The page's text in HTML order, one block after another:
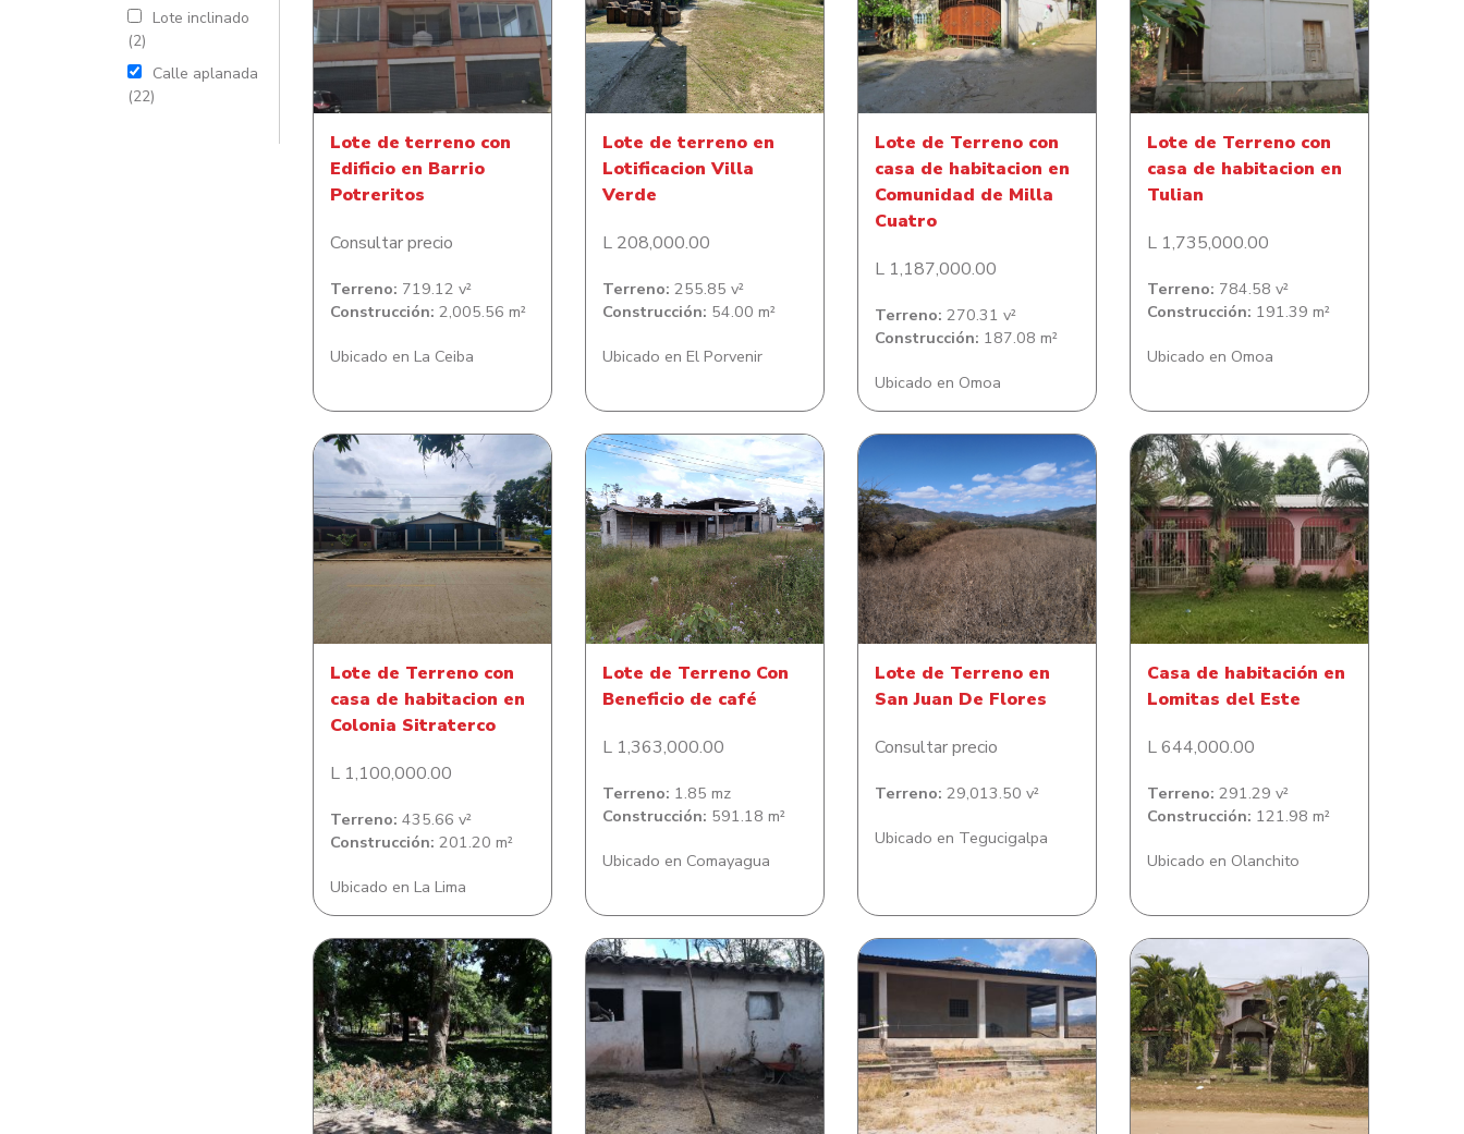
Lote inclinado
(2)
Calle aplanada
(22)
Lote de terreno con Edificio
en Barrio Potreritos
Lote de terreno con
Edificio en Barrio
Potreritos
Consultar precio
Terreno: 719.12 v²
Construcción: 2,005.56 m²
Ubicado en La Ceiba
Lote de terreno en
Lotificacion Villa Verde
Lote de terreno en
Lotificacion Villa
Verde
L 208,000.00
Terreno: 255.85 v²
Construcción: 54.00 m²
Ubicado en El Porvenir
Lote de Terreno con casa
de habitacion en Comunidad
de Milla Cuatro
Lote de Terreno con
casa de habitacion en
Comunidad de Milla
Cuatro
L 1,187,000.00
Terreno: 270.31 v²
Construcción: 187.08 m²
Ubicado en Omoa
Lote de Terreno con casa
de habitacion en Tulian
Lote de Terreno con
casa de habitacion en
Tulian
L 1,735,000.00
Terreno: 784.58 v²
Construcción: 191.39 m²
Ubicado en Omoa
Lote de Terreno con casa
de habitacion en Colonia
Sitraterco
Lote de Terreno con
casa de habitacion en
Colonia Sitraterco
L 1,100,000.00
Terreno: 435.66 v²
Construcción: 201.20 m²
Ubicado en La Lima
Lote de Terreno Con
Beneficio de café
Lote de Terreno Con
Beneficio de café
L 1,363,000.00
Terreno: 1.85 mz
Construcción: 591.18 m²
Ubicado en Comayagua
Lote de Terreno en San
Juan De Flores
Lote de Terreno en
San Juan De Flores
Consultar precio
Terreno: 29,013.50 v²
Ubicado en Tegucigalpa
Casa de habitación en
Lomitas del Este
Casa de habitación en
Lomitas del Este
L 644,000.00
Terreno: 291.29 v²
Construcción: 121.98 m²
Ubicado en Olanchito
Lote de terreno plano en
Aldea La Bomba
Lote de terreno en Aldea
San Jeronimo
Casa en El Aceituno Casa en Colonia Bella Vista